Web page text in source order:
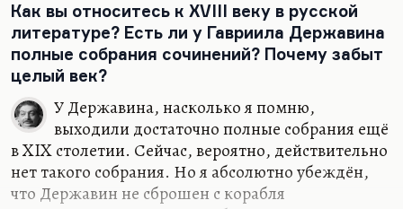
Я не думаю, что Ходасевич распространял слухи о
прямой причастности Адамовича к убийству. Он
просто совершенно не скрывал того, что
Адамович был перед своим отъездом замешан в
нескольких грязных историях. Ну, что тут
говорить? Адамович сам был человек очень
небезупречный. И достаточно почитать
«Цветник»…
Как вы относитесь к XVIII веку в русской
литературе? Есть ли у Гавриила Державина
полные собрания сочинений? Почему забыт
целый век?
У Державина, насколько я помню,
выходили достаточно полные собрания ещё
в XIX столетии. Сейчас, вероятно, действительно
нет такого собрания. Но я абсолютно убеждён,
что Державин не сброшен с корабля